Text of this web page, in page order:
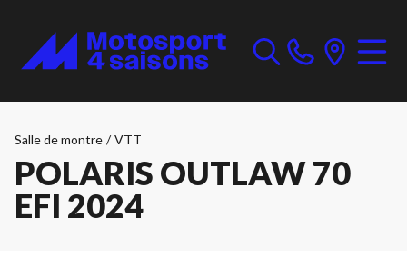
Salle de montre / VTT
POLARIS OUTLAW 70
EFI 2024